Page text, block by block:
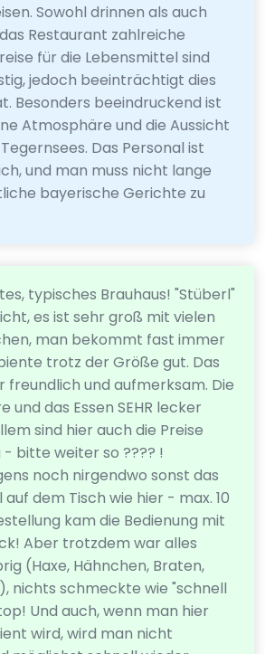
Sowohl drinnen als auch
Restaurant zahlreiche
für die Lebensmittel sind
jedoch beeinträchtigt dies
Besonders beeindruckend ist
Atmosphäre und die Aussicht
Das Personal ist
und man muss nicht lange
bayerische Gerichte zu
typisches Brauhaus! "Stüberl"
es ist sehr groß mit vielen
man bekommt fast immer
trotz der Größe gut. Das
freundlich und aufmerksam. Die
und das Essen SEHR lecker
sind hier auch die Preise
bitte weiter so ???? !
noch nirgendwo sonst das
auf dem Tisch wie hier - max. 10
kam die Bedienung mit
Aber trotzdem war alles
(Haxe, Hähnchen, Braten,
nichts schmeckte wie "schnell
Und auch, wenn man hier
wird, wird man nicht